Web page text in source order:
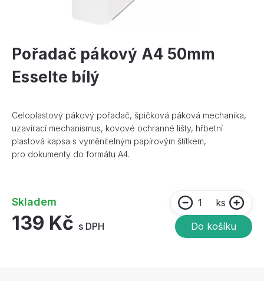
Pořadač pákový A4 50mm
Esselte bílý
Celoplastový pákový pořadač, špičková páková mechanika,
uzavírací mechanismus, kovové ochranné lišty, hřbetní
plastová kapsa s vyměnitelným papírovým štítkem,
pro dokumenty do formátu A4.
Skladem
139 Kč s DPH
ks
Do košíku